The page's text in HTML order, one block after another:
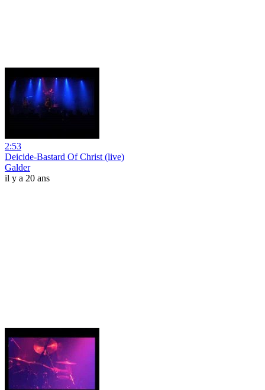
2:53
Deicide-Bastard Of Christ (live)
Galder
il y a 20 ans